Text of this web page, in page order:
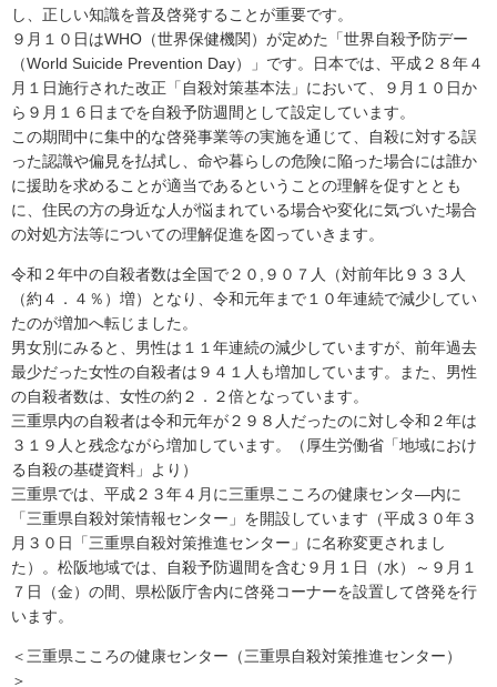
し、正しい知識を普及啓発することが重要です。
９月１０日はWHO（世界保健機関）が定めた「世界自殺予防デー
（World Suicide Prevention Day）」です。日本では、平成２８年４
月１日施行された改正「自殺対策基本法」において、９月１０日か
ら９月１６日までを自殺予防週間として設定しています。
この期間中に集中的な啓発事業等の実施を通じて、自殺に対する誤
った認識や偏見を払拭し、命や暮らしの危険に陥った場合には誰か
に援助を求めることが適当であるということの理解を促すととも
に、住民の方の身近な人が悩まれている場合や変化に気づいた場合
の対処方法等についての理解促進を図っていきます。
令和２年中の自殺者数は全国で２０,９０７人（対前年比９３３人
（約４．４％）増）となり、令和元年まで１０年連続で減少してい
たのが増加へ転じました。
男女別にみると、男性は１１年連続の減少していますが、前年過去
最少だった女性の自殺者は９４１人も増加しています。また、男性
の自殺者数は、女性の約２．２倍となっています。
三重県内の自殺者は令和元年が２９８人だったのに対し令和２年は
３１９人と残念ながら増加しています。（厚生労働省「地域におけ
る自殺の基礎資料」より）
三重県では、平成２３年４月に三重県こころの健康センタ―内に
「三重県自殺対策情報センター」を開設しています（平成３０年３
月３０日「三重県自殺対策推進センター」に名称変更されまし
た）。松阪地域では、自殺予防週間を含む９月１日（水）～９月１
７日（金）の間、県松阪庁舎内に啓発コーナーを設置して啓発を行
います。
＜三重県こころの健康センター（三重県自殺対策推進センター）
＞